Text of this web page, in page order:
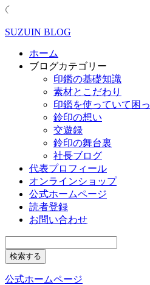
SUZUIN BLOG
ホーム
ブログカテゴリー
印鑑の基礎知識
素材とこだわり
印鑑を使っていて困
鈴印の想い
交遊録
鈴印の舞台裏
社長ブログ
代表プロフィール
オンラインショップ
公式ホームページ
読者登録
お問い合わせ
公式ホームページ